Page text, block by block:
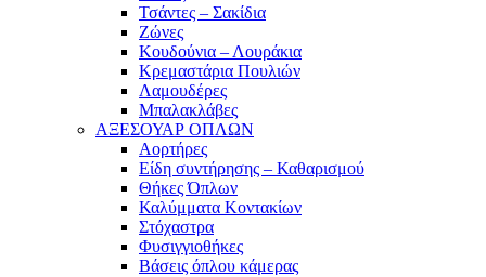
Τσάντες – Σακίδια
Ζώνες
Κουδούνια – Λουράκια
Κρεμαστάρια Πουλιών
Λαμουδέρες
Μπαλακλάβες
ΑΞΕΣΟΥΑΡ ΟΠΛΩΝ
Αορτήρες
Είδη συντήρησης – Καθαρισμού
Θήκες Όπλων
Καλύμματα Κοντακίων
Στόχαστρα
Φυσιγγιοθήκες
Βάσεις όπλου κάμερας